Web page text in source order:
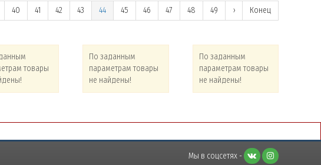
40 41 42 43 44 45 46 47 48 49 › Конец
товары
По заданным
параметрам товары
не найдены!
По заданным
параметрам товары
не найдены!
Мы в соцсетях -